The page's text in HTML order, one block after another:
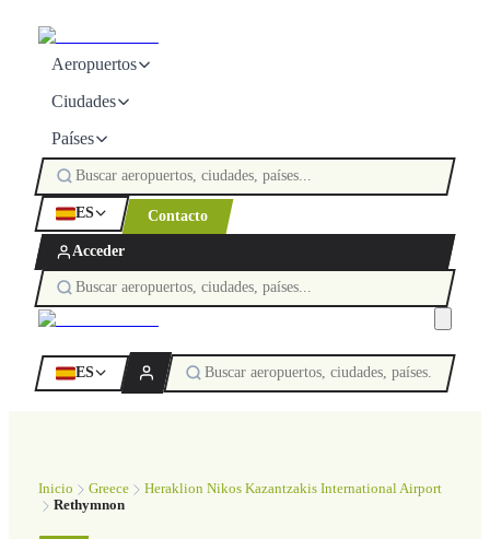
Aeropuertos
Ciudades
Países
ES Contacto
Acceder
ES
Inicio Greece
Heraklion Nikos Kazantzakis International Airport
Rethymnon